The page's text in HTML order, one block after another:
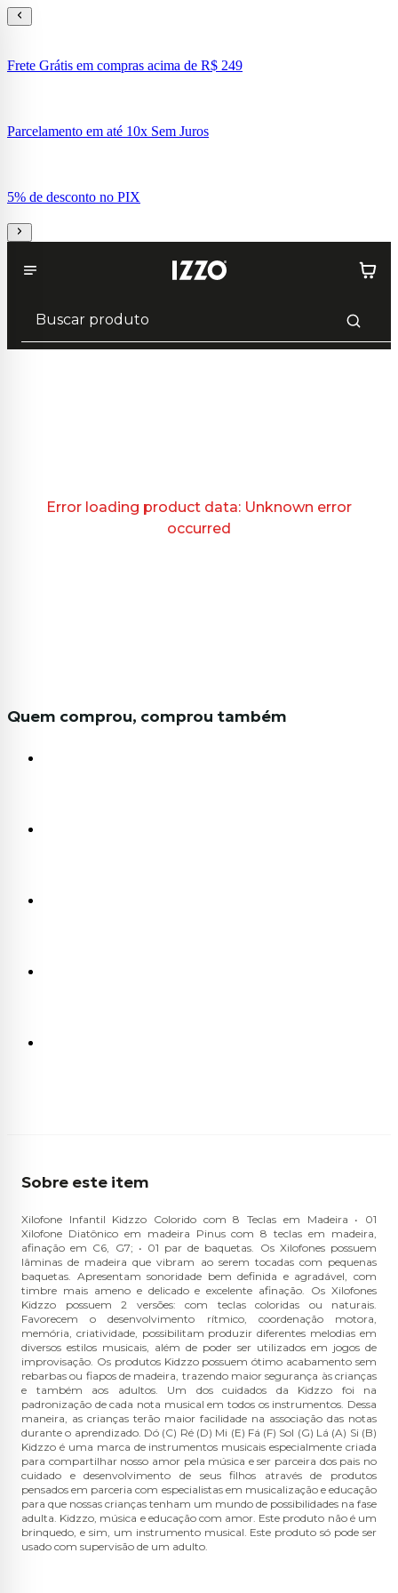
Frete Grátis em compras acima de R$ 249
Parcelamento em até 10x Sem Juros
5% de desconto no PIX
Error loading product data: Unknown error
occurred
Quem comprou, comprou também
Sobre este item
Xilofone Infantil Kidzzo Colorido com 8 Teclas em Madeira • 01
Xilofone Diatônico em madeira Pinus com 8 teclas em madeira,
afinação em C6, G7; • 01 par de baquetas. Os Xilofones possuem
lâminas de madeira que vibram ao serem tocadas com pequenas
baquetas. Apresentam sonoridade bem definida e agradável, com
timbre mais ameno e delicado e excelente afinação. Os Xilofones
Kidzzo possuem 2 versões: com teclas coloridas ou naturais.
Favorecem o desenvolvimento rítmico, coordenação motora,
memória, criatividade, possibilitam produzir diferentes melodias em
diversos estilos musicais, além de poder ser utilizados em jogos de
improvisação. Os produtos Kidzzo possuem ótimo acabamento sem
rebarbas ou fiapos de madeira, trazendo maior segurança às crianças
e também aos adultos. Um dos cuidados da Kidzzo foi na
padronização de cada nota musical em todos os instrumentos. Dessa
maneira, as crianças terão maior facilidade na associação das notas
durante o aprendizado. Dó (C) Ré (D) Mi (E) Fá (F) Sol (G) Lá (A) Si (B)
Kidzzo é uma marca de instrumentos musicais especialmente criada
para compartilhar nosso amor pela música e ser parceira dos pais no
cuidado e desenvolvimento de seus filhos através de produtos
pensados em parceria com especialistas em musicalização e educação
para que nossas crianças tenham um mundo de possibilidades na fase
adulta. Kidzzo, música e educação com amor. Este produto não é um
brinquedo, e sim, um instrumento musical. Este produto só pode ser
usado com supervisão de um adulto.